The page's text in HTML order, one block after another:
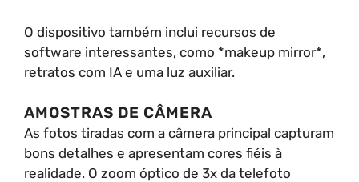
O dispositivo também inclui recursos de
software interessantes, como *makeup mirror*,
retratos com IA e uma luz auxiliar.
AMOSTRAS DE CÂMERA
As fotos tiradas com a câmera principal capturam
bons detalhes e apresentam cores fiéis à
realidade. O zoom óptico de 3x da telefoto